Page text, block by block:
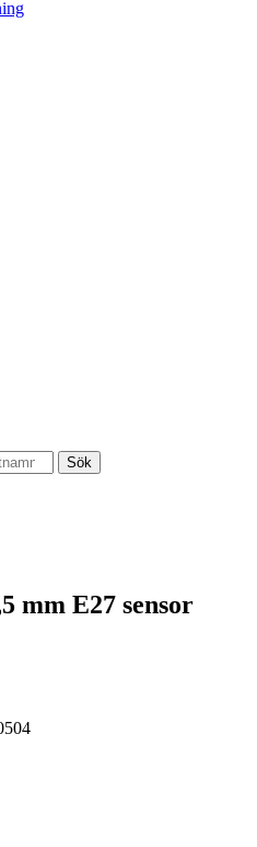
Sök
mm E27 sensor